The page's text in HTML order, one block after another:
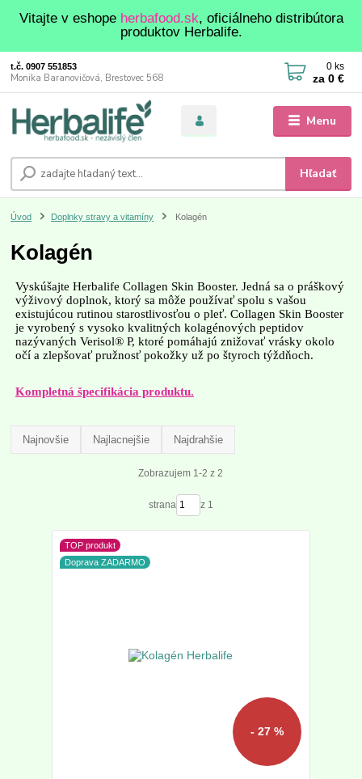
Vitajte v eshope herbafood.sk, oficiálneho distribútora
produktov Herbalife.
Menu
Hľadať
t.č. 0907 551853
Monika Baranovičová, Brestovec 568
0ks
za 0 €
Úvod Doplnky stravy a vitamíny Kolagén
Kolagén
Vyskúšajte Herbalife Collagen Skin Booster. Jedná sa o práškový
výživový doplnok, ktorý sa môže používať spolu s vašou
existujúcou rutinou starostlivosťou o pleť. Collagen Skin Booster
je vyrobený s vysoko kvalitných kolagénových peptidov
nazývaných Verisol® P, ktoré pomáhajú znižovať vrásky okolo
očí a zlepšovať pružnosť pokožky už po štyroch týždňoch.
Kompletná špecifikácia produktu.
Najnovšie Najlacnejšie Najdrahšie
Zobrazujem 1-2 z 2
strana z 1
TOP produkt
Doprava ZADARMO
- 27 %